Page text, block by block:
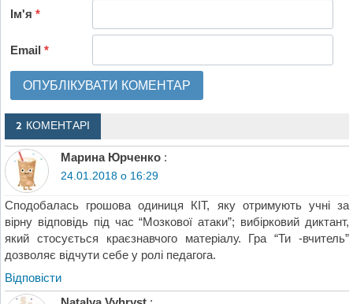
Ім'я*
Email*
2 КОМЕНТАРІ
Марина Юрченко :
24.01.2018 о 16:29
Сподобалась грошова одиниця КІТ, яку отримують учні за
вірну відповідь під час “Мозкової атаки”; вибірковий диктант,
який стосується краєзнавчого матеріалу. Гра “Ти -вчитель”
дозволяє відчути себе у ролі педагога.
Відповіcти